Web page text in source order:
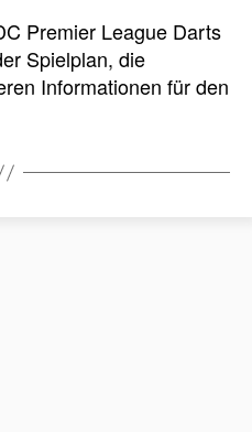
Premier League Darts
Spielplan, die
Informationen für den